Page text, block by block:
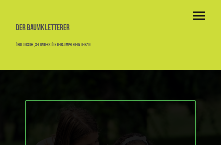
Der Baumkletterer
ökologische ,seilunterstützte Baumpflege in Leipzig